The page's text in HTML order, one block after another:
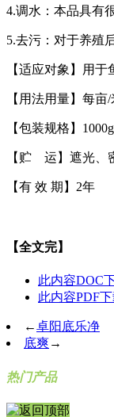
4.调水：本品具有
5.去污：对于养殖
【适应对象】用
【用法用量】每
【包装规格】
【贮 运】遮光、
【有 效 期】2年
【全文完】
此内容DOC
此内容PDF
←卓阳底乐净
底爽→
热门产品